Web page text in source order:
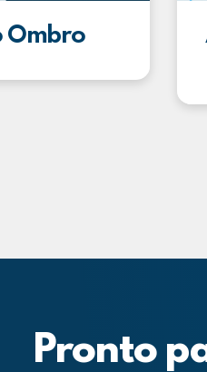
Ombro
Pronto